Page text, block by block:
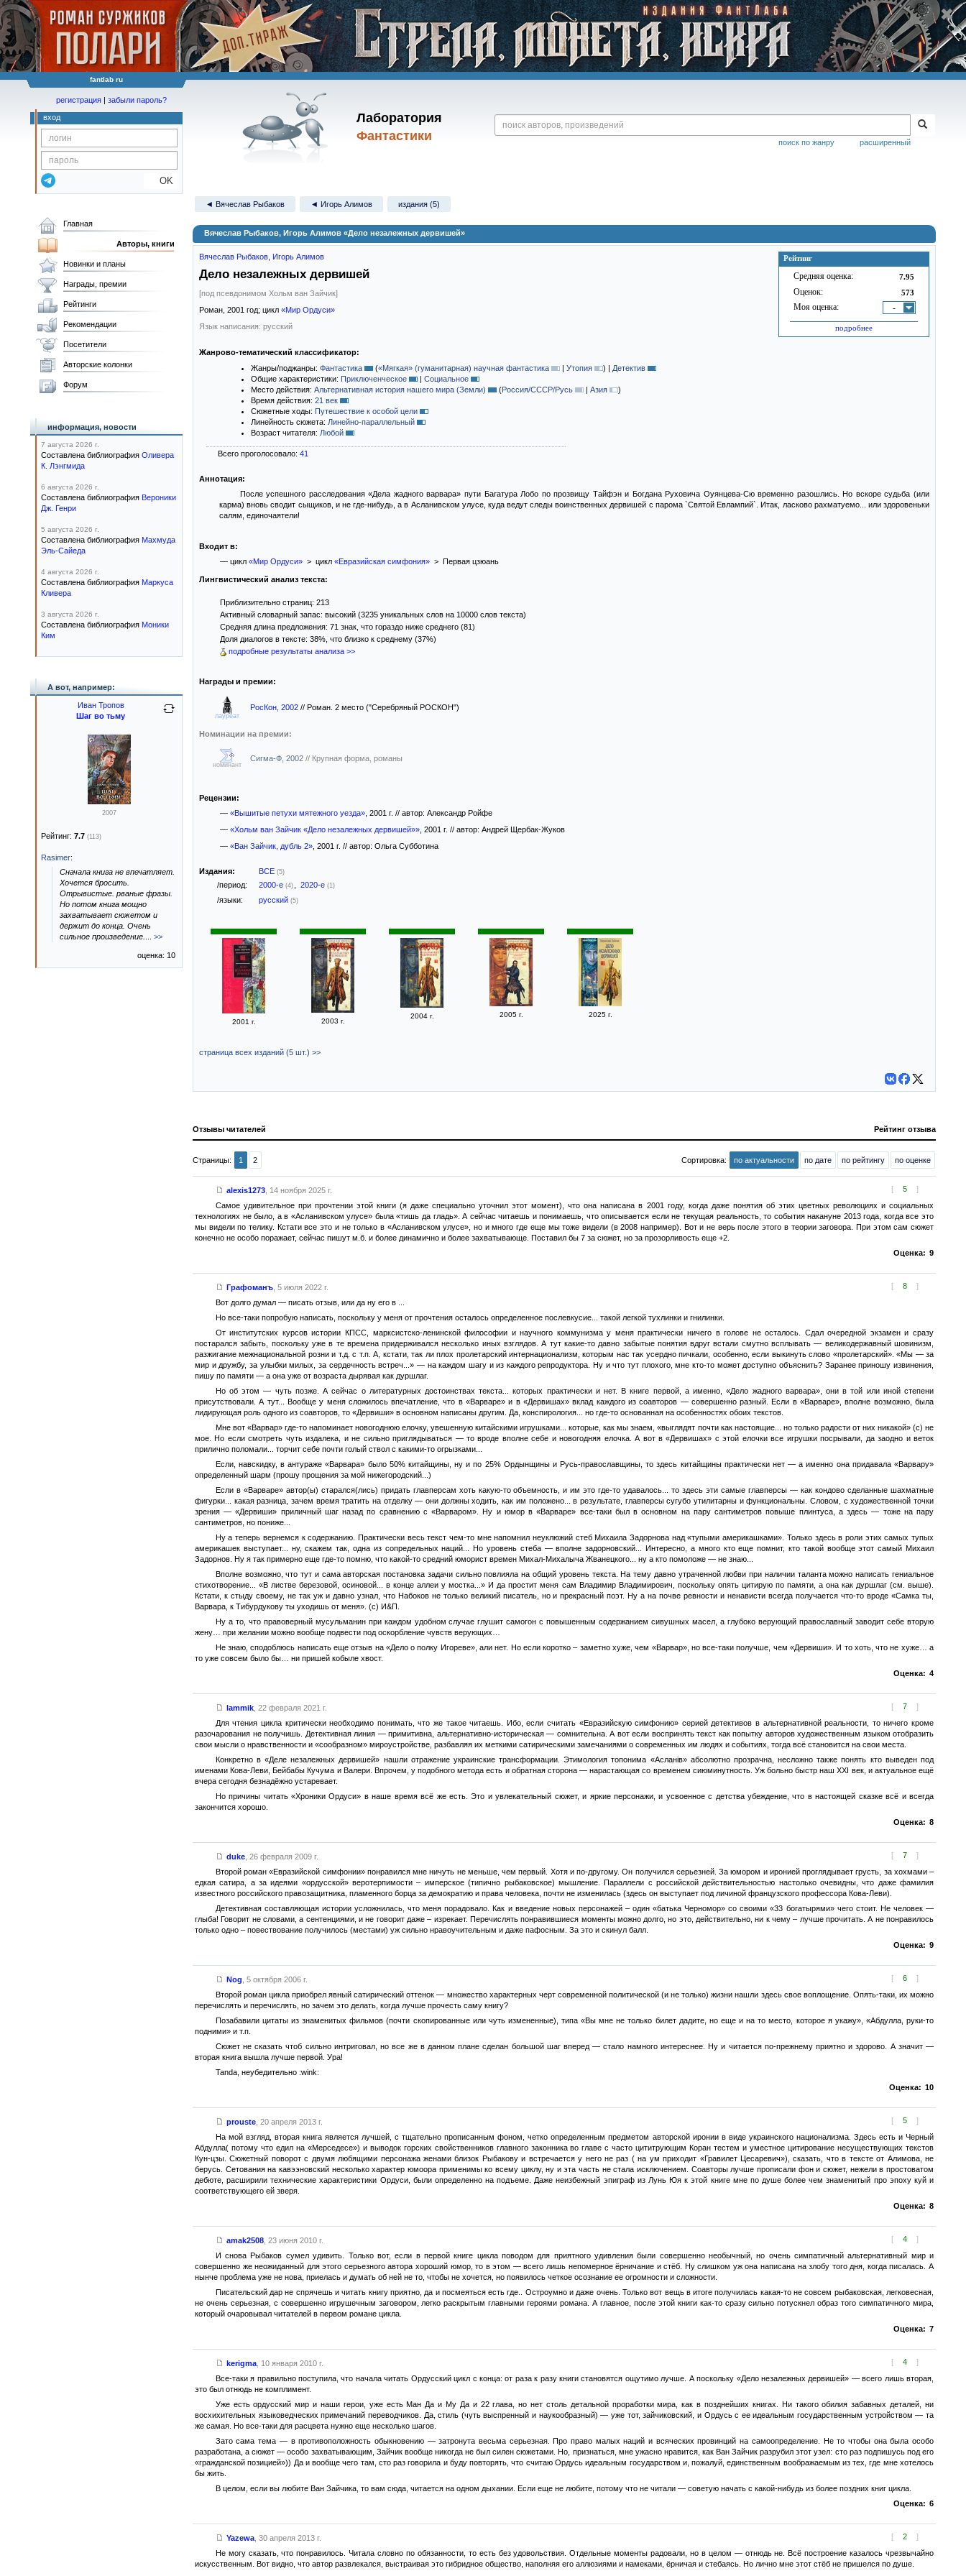
fantlab ru
Лаборатория
Фантастики
расширенный
поиск по жанру
регистрация | забыли пароль?
вход
OK
◄ Вячеслав Рыбаков ◄ Игорь Алимов издания (5)
Вячеслав Рыбаков, Игорь Алимов «Дело незалежных дервишей»
Рейтинг
Средняя оценка: 7.95
Оценок: 573
Моя оценка: -
подробнее
Вячеслав Рыбаков Игорь Алимов
Дело незалежных дервишей
[под псевдонимом Хольм ван Зайчик]
Роман, 2001 год; цикл «Мир Ордуси»
Язык написания: русский
Жанрово-тематический классификатор:
Жанры/поджанры: Фантастика («Мягкая» (гуманитарная) научная фантастика | Утопия ) | Детектив
Общие характеристики: Приключенческое | Социальное
Место действия: Альтернативная история нашего мира (Земли) (Россия/СССР/Русь | Азия
)
Время действия: 21 век
Сюжетные ходы: Путешествие к особой цели
Линейность сюжета: Линейно-параллельный
Возраст читателя: Любой
Всего проголосовало: 41
Аннотация:
После успешного расследования «Дела жадного варвара» пути Багатура Лобо по прозвищу Тайфэн и Богдана Руховича Оуянцева-Сю временно разошлись. Но вскоре судьба (или
карма) вновь сводит сыщиков, и не где-нибудь, а в Асланивском улусе, куда ведут следы воинственных дервишей с парома `Святой Евлампий`. Итак, ласково рахматуемо... или здоровеньки
салям, единочаятели!
Входит в:
— цикл «Мир Ордуси»> цикл «Евразийская симфония»> Первая цзюань
Лингвистический анализ текста:
Приблизительно страниц: 213
Активный словарный запас: высокий (3235 уникальных слов на 10000 слов текста)
Средняя длина предложения: 71 знак, что гораздо ниже среднего (81)
Доля диалогов в тексте: 38%, что близко к среднему (37%)
подробные результаты анализа >>
Награды и премии:
лауреат
РосКон, 2002 // Роман. 2 место ("Серебряный РОСКОН")
Номинации на премии:
номинант
Сигма-Ф, 2002 // Крупная форма, романы
Рецензии:
— «Вышитые петухи мятежного уезда», 2001 г. // автор: Александр Ройфе
— «Хольм ван Зайчик «Дело незалежных дервишей»», 2001 г. // автор: Андрей Щербак-Жуков
— «Ван Зайчик, дубль 2», 2001 г. // автор: Ольга Субботина
Издания: ВСЕ (5)
/период: 2000-е (4) 2020-е (1)
/языки: русский (5)
2001 г. 2003 г.
2004 г. 2005 г. 2025 г.
страница всех изданий (5 шт.) >>
Отзывы читателей Рейтинг отзыва
Страницы: 1 2 Сортировка: по актуальности по дате по рейтингу по оценке
[ 5 ]
alexis1273, 14 ноября 2025 г.
Самое удивительное при прочтении этой книги (я даже специально уточнил этот момент), что она написана в 2001 году, когда даже понятия об этих цветных революциях и социальных
технологиях не было, а в «Асланивском улусе» была «тишь да гладь». А сейчас читаешь и понимаешь, что описывается если не текущая реальность, то события накануне 2013 года, когда все это
мы видели по телику. Кстати все это и не только в «Асланивском улусе», но и много где еще мы тоже видели (в 2008 например). Вот и не верь после этого в теории заговора. При этом сам сюжет
конечно не особо поражает, сейчас пишут м.б. и более динамично и более захватывающе. Поставил бы 7 за сюжет, но за прозорливость еще +2.
Оценка: 9
[ 8 ]
Графоманъ, 5 июля 2022 г.
Вот долго думал — писать отзыв, или да ну его в ...
Но все-таки попробую написать, поскольку у меня от прочтения осталось определенное послевкусие... такой легкой тухлинки и гнилинки.
От институтских курсов истории КПСС, марксистско-ленинской философии и научного коммунизма у меня практически ничего в голове не осталось. Сдал очередной экзамен и сразу
постарался забыть, поскольку уже в те времена придерживался несколько иных взглядов. А тут какие-то давно забытые понятия вдруг встали смутно всплывать — великодержавный шовинизм,
разжигание межнациональной розни и т.д. с т.п. А, кстати, так ли плох пролетарский интернационализм, которым нас так усердно пичкали, особенно, если выкинуть слово «пролетарский». «Мы — за
мир и дружбу, за улыбки милых, за сердечность встреч...» — на каждом шагу и из каждого репродуктора. Ну и что тут плохого, мне кто-то может доступно объяснить? Заранее приношу извинения,
пишу по памяти — а она уже от возраста дырявая как дуршлаг.
Но об этом — чуть позже. А сейчас о литературных достоинствах текста... которых практически и нет. В книге первой, а именно, «Дело жадного варвара», они в той или иной степени
присутствовали. А тут... Вообще у меня сложилось впечатление, что в «Варваре» и в «Дервишах» вклад каждого из соавторов — совершенно разный. Если в «Варваре», вполне возможно, была
лидирующая роль одного из соавторов, то «Дервиши» в основном написаны другим. Да, конспирология... но где-то основанная на особенностях обоих текстов.
Мне вот «Варвар» где-то напоминает новогоднюю елочку, увешенную китайскими игрушками... которые, как мы знаем, «выглядят почти как настоящие... но только радости от них никакой» (с) не
мое. Но если смотреть чуть издалека, и не сильно приглядываться — то вроде вполне себе и новогодняя елочка. А вот в «Дервишах» с этой елочки все игрушки посрывали, да заодно и веток
прилично поломали... торчит себе почти голый ствол с какими-то огрызками...
Если, навскидку, в антураже «Варвара» было 50% китайщины, ну и по 25% Ордынщины и Русь-православщины, то здесь китайщины практически нет — а именно она придавала «Варвару»
определенный шарм (прошу прощения за мой нижегородский...)
Если в «Варваре» автор(ы) старался(лись) придать главперсам хоть какую-то объемность, и им это где-то удавалось... то здесь эти самые главперсы — как кондово сделанные шахматные
фигурки... какая разница, зачем время тратить на отделку — они должны ходить, как им положено... в результате, главперсы сугубо утилитарны и функциональны. Словом, с художественной точки
зрения — «Дервиши» приличный шаг назад по сравнению с «Варваром». Ну и юмор в «Варваре» все-таки был в основном на пару сантиметров повыше плинтуса, а здесь — тоже на пару
сантиметров, но пониже...
Ну а теперь вернемся к содержанию. Практически весь текст чем-то мне напомнил неуклюжий стеб Михаила Задорнова над «тупыми америкашками». Только здесь в роли этих самых тупых
америкашек выступает... ну, скажем так, одна из сопредельных наций... Но уровень стеба — вполне задорновский... Интересно, а много кто еще помнит, кто такой вообще этот самый Михаил
Задорнов. Ну я так примерно еще где-то помню, что какой-то средний юморист времен Михал-Михалыча Жванецкого... ну а кто помоложе — не знаю...
Вполне возможно, что тут и сама авторская постановка задачи сильно повлияла на общий уровень текста. На тему давно утраченной любви при наличии таланта можно написать гениальное
стихотворение... «В листве березовой, осиновой... в конце аллеи у мостка...» И да простит меня сам Владимир Владимирович, поскольку опять цитирую по памяти, а она как дуршлаг (см. выше).
Кстати, к стыду своему, не так уж и давно узнал, что Набоков не только великий писатель, но и прекрасный поэт. Ну а на почве ревности и ненависти всегда получается что-то вроде «Самка ты,
Варвара, к Тибурдукову ты уходишь от меня». (с) И&П.
Ну а то, что правоверный мусульманин при каждом удобном случае глушит самогон с повышенным содержанием сивушных масел, а глубоко верующий православный заводит себе вторую
жену… при желании можно вообще подвести под оскорбление чувств верующих…
Не знаю, сподоблюсь написать еще отзыв на «Дело о полку Игореве», али нет. Но если коротко – заметно хуже, чем «Варвар», но все-таки получше, чем «Дервиши». И то хоть, что не хуже… а
то уже совсем было бы… ни пришей кобыле хвост.
Оценка: 4
[ 7 ]
lammik, 22 февраля 2021 г.
Для чтения цикла критически необходимо понимать, что же такое читаешь. Ибо, если считать «Евразийскую симфонию» серией детективов в альтернативной реальности, то ничего кроме
разочарования не получишь. Детективная линия — примитивна, альтернативно-историческая — сомнительна. А вот если воспринять текст как попытку авторов художественным языком отобразить
свои мысли о нравственности и «сообразном» мироустройстве, разбавляя их меткими сатирическими замечаниями о современных им людях и событиях, тогда всё становится на свои места.
Конкретно в «Деле незалежных дервишей» нашли отражение украинские трансформации. Этимология топонима «Асланiв» абсолютно прозрачна, несложно также понять кто выведен под
именами Кова-Леви, Бейбабы Кучума и Валери. Впрочем, у подобного метода есть и обратная сторона — нарастающая со временем сиюминутность. Уж больно быстр наш XXI век, и актуальное ещё
вчера сегодня безнадёжно устаревает.
Но причины читать «Хроники Ордуси» в наше время всё же есть. Это и увлекательный сюжет, и яркие персонажи, и усвоенное с детства убеждение, что в настоящей сказке всё и всегда
закончится хорошо.
Оценка: 8
[ 7 ]
duke, 26 февраля 2009 г.
Второй роман «Евразийской симфонии» понравился мне ничуть не меньше, чем первый. Хотя и по-другому. Он получился серьезней. За юмором и иронией проглядывает грусть, за хохмами –
едкая сатира, а за идеями «ордусской» веротерпимости – имперское (типично рыбаковское) мышление. Параллели с российской действительностью настолько очевидны, что даже фамилия
известного российского правозащитника, пламенного борца за демократию и права человека, почти не изменилась (здесь он выступает под личиной французского профессора Кова-Леви).
Детективная составляющая истории усложнилась, что меня порадовало. Как и введение новых персонажей – один «батька Черномор» со своими «33 богатырями» чего стоит. Не человек —
глыба! Говорит не словами, а сентенциями, и не говорит даже – изрекает. Перечислять понравившиеся моменты можно долго, но это, действительно, ни к чему – лучше прочитать. А не понравилось
только одно – повествование получилось (местами) уж сильно нравоучительным и даже пафосным. За это и скинул балл.
Оценка: 9
[ 6 ]
Nog 5 октября 2006 г.
Второй роман цикла приобрел явный сатирический оттенок — множество характерных черт современной политической (и не только) жизни нашли здесь свое воплощение. Опять-таки, их можно
перечислять и перечислять, но зачем это делать, когда лучше прочесть саму книгу?
Позабавили цитаты из знаменитых фильмов (почти скопированные или чуть измененные), типа «Вы мне не только билет дадите, но еще и на то место, которое я укажу», «Абдулла, руки-то
подними» и т.п.
Сюжет не сказать чтоб сильно интриговал, но все же в данном плане сделан большой шаг вперед — стало намного интереснее. Ну и читается по-прежнему приятно и здорово. А значит —
вторая книга вышла лучше первой. Ура!
Tanda, неубедительно :wink:
Оценка: 10
[ 5 ]
prouste, 20 апреля 2013 г.
На мой взгляд, вторая книга является лучшей, с тщательно прописанным фоном, четко определенным предметом авторской иронии в виде украинского национализма. Здесь есть и Черный
Абдулла( потому что едил на «Мерседесе») и выводок горских свойственников главного законника во главе с часто цититрующим Коран тестем и уместное цитирование несуществующих текстов
Кун-цзы. Сюжетный поворот с двумя любящими персонажа женами близок Рыбакову и встречается у него не раз ( на ум приходит «Гравилет Цесаревич»), сказать, что в тексте от Алимова, не
берусь. Сетования на кавээновский несколько характер юмоора применимы ко всему циклу, ну и эта часть не стала исключением. Соавторы лучше прописали фон и сюжет, нежели в простоватом
дебюте, расширили технические характеристики Ордуси, были определенно на подъеме. Даже неизбежный эпиграф из Лунь Юя к этой книге мне по душе более чем знаменитый про эпоху куй и
соответствующего ей зверя.
Оценка: 8
[ 4 ]
amak2508, 23 июня 2010 г.
И снова Рыбаков сумел удивить. Только вот, если в первой книге цикла поводом для приятного удивления были совершенно необычный, но очень симпатичный альтернативный мир и
совершенно же неожиданный для этого серьезного автора хороший юмор, то в этом — всего лишь непомерное ёрничание и стёб. Ну слишком уж она написана на злобу того дня, когда писалась. А
нынче проблема уже не нова, приелась и думать об ней не то, чтобы не хочется, но появилось четкое осознание ее огромности и сложности.
Писательский дар не спрячешь и читать книгу приятно, да и посмеяться есть где.. Остроумно и даже очень. Только вот вещь в итоге получилась какая-то не совсем рыбаковская, легковесная,
не очень серьезная, с совершенно игрушечным заговором, легко раскрытым главными героями романа. А главное, после этой книги как-то сразу сильно потускнел образ того симпатичного мира,
который очаровывал читателей в первом романе цикла.
Оценка: 7
[ 4 ]
kerigma, 10 января 2010 г.
Все-таки я правильно поступила, что начала читать Ордусский цикл с конца: от раза к разу книги становятся ощутимо лучше. А поскольку «Дело незалежных дервишей» — всего лишь вторая,
это был отнюдь не комплимент.
Уже есть ордусский мир и наши герои, уже есть Ман Да и Му Да и 22 глава, но нет столь детальной проработки мира, как в позднейших книгах. Ни такого обилия забавных деталей, ни
восхихительных языковедческих примечаний переводчиков. Да, стиль (чуть выспренный и наукообразный) — уже тот, зайчиковский, и Ордусь с ее идеальным государственным устройством — та
же самая. Но все-таки для расцвета нужно еще несколько шагов.
Зато сама тема — в противоположность обыкновению — затронута весьма серьезная. Про право малых наций и всяческих провинций на самоопределение. Не то чтобы она была особо
разработана, а сюжет — особо захватывающим, Зайчик вообще никогда не был силен сюжетами. Но, признаться, мне ужасно нравится, как Ван Зайчик разрубил этот узел: сто раз подпишусь под его
«гражданской позицией»)) Да и вообще чего там, сто раз говорила и буду повторять, что считаю Ордусь идеальным государством и, пожалуй, единственным воображаемым из тех, где мне хотелось
бы жить.
В целом, если вы любите Ван Зайчика, то вам сюда, читается на одном дыхании. Если еще не любите, потому что не читали — советую начать с какой-нибудь из более поздних книг цикла.
Оценка: 6
[ 2 ]
Yazewa, 30 апреля 2013 г.
Не могу сказать, что понравилось. Читала словно по обязанности, то есть без удовольствия. Отдельные моменты радовали, но в целом — отнюдь не. Всё построение казалось чрезвычайно
искусственным. Вот видно, что автор развлекался, выстраивая это гибридное общество, наполняя его аллюзиями и намеками, ёрничая и стебаясь. Но лично мне этот стёб не пришелся по душе.
Главная
Авторы, книги
Новинки и планы
Награды, премии
Рейтинги
Рекомендации
Посетители
Авторские колонки
Форум
информация, новости
7 августа 2026 г.
Составлена библиография Оливера
К. Лэнгмида
6 августа 2026 г.
Составлена библиография Вероники
Дж. Генри
5 августа 2026 г.
Составлена библиография Махмуда
Эль-Сайеда
4 августа 2026 г.
Составлена библиография Маркуса
Кливера
3 августа 2026 г.
Составлена библиография Моники
Ким
А вот, например:
Иван Тропов
Шаг во тьму
2007
Рейтинг: 7.7 (113)
Rasimer:
Сначала книга не впечатляет.
Хочется бросить.
Отрывистые. рваные фразы.
Но потом книга мощно
захватывает сюжетом и
держит до конца. Очень
сильное произведение.
>>
оценка: 10